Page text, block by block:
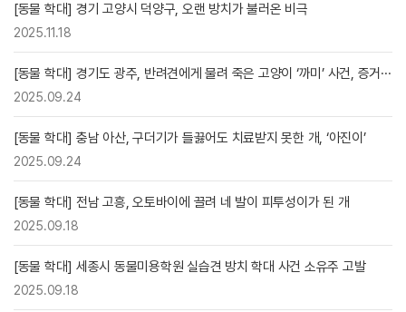
[동물 학대] 경기 고양시 덕양구, 오랜 방치가 불러온 비극
2025.11.18
[동물 학대] 경기도 광주, 반려견에게 물려 죽은 고양이 ‘까미’ 사건, 증거···
2025.09.24
[동물 학대] 충남 아산, 구더기가 들끓어도 치료받지 못한 개, ‘아진이’
2025.09.24
[동물 학대] 전남 고흥, 오토바이에 끌려 네 발이 피투성이가 된 개
2025.09.18
[동물 학대] 세종시 동물미용학원 실습견 방치 학대 사건 소유주 고발
2025.09.18